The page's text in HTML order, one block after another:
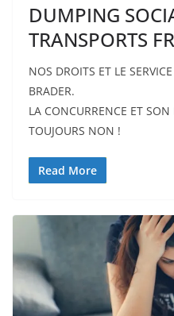
DUMPING
TRANSPORTS
NOS DROITS ET LE
BRADER.
LA CONCURRENCE ET
TOUJOURS NON !
Read More